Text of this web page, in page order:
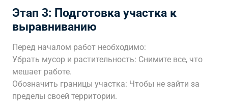
Этап 3: Подготовка участка к
выравниванию
Перед началом работ необходимо:
Убрать мусор и растительность: Снимите все, что
мешает работе.
Обозначить границы участка: Чтобы не зайти за
пределы своей территории.